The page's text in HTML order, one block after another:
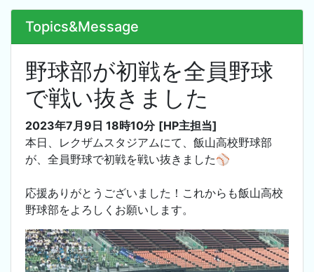
Topics&Message
野球部が初戦を全員野球
で戦い抜きました
2023年7月9日 18時10分 [HP主担当]
本日、レクザムスタジアムにて、飯山高校野球部
が、全員野球で初戦を戦い抜きました⚾️
応援ありがとうございました！これからも飯山高校
野球部をよろしくお願いします。